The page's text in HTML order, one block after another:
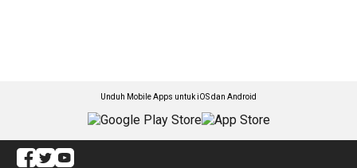
Unduh Mobile Apps untuk iOS dan Android